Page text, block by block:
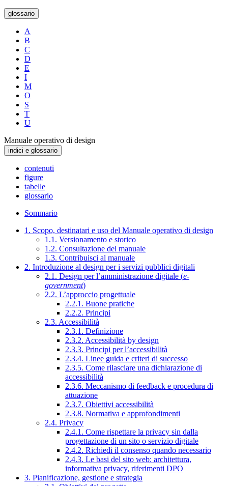
glossario
A
B
C
D
E
I
M
O
S
T
U
Manuale operativo di design
indici e glossario
contenuti
figure
tabelle
glossario
Sommario
1. Scopo, destinatari e uso del Manuale operativo di design
1.1. Versionamento e storico
1.2. Consultazione del manuale
1.3. Contribuisci al manuale
2. Introduzione al design per i servizi pubblici digitali
2.1. Design per l’amministrazione digitale (e-
government)
2.2. L’approccio progettuale
2.2.1. Buone pratiche
2.2.2. Principi
2.3. Accessibilità
2.3.1. Definizione
2.3.2. Accessibilità by design
2.3.3. Principi per l’accessibilità
2.3.4. Linee guida e criteri di successo
2.3.5. Come rilasciare una dichiarazione di
accessibilità
2.3.6. Meccanismo di feedback e procedura di
attuazione
2.3.7. Obiettivi accessibilità
2.3.8. Normativa e approfondimenti
2.4. Privacy
2.4.1. Come rispettare la privacy sin dalla
progettazione di un sito o servizio digitale
2.4.2. Richiedi il consenso quando necessario
2.4.3. Le basi del sito web: architettura,
informativa privacy, riferimenti DPO
3. Pianificazione, gestione e strategia